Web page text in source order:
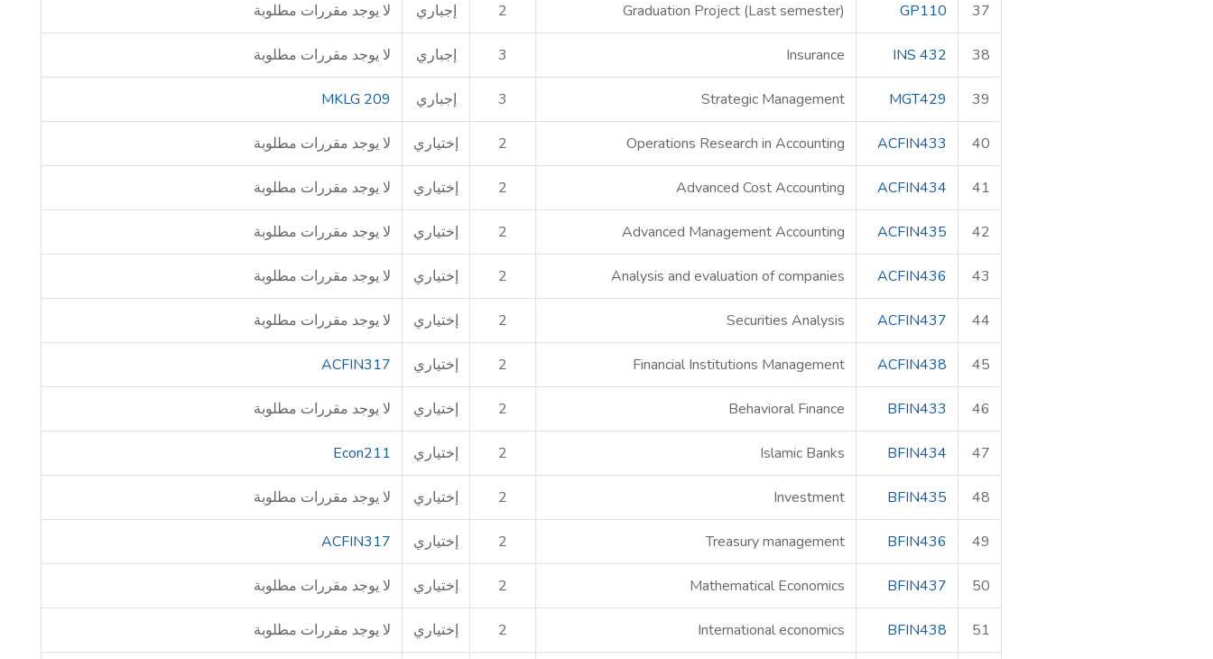
37
GP110
Graduation Project (Last semester)
2 إجباري لا يوجد مقررات مطلوبة
38
INS 432
Insurance
3 إجباري لا يوجد مقررات مطلوبة
39
MGT429
Strategic Management
3 إجباري MKLG 209
40
ACFIN433
Operations Research in Accounting
2 إختياري لا يوجد مقررات مطلوبة
41
ACFIN434
Advanced Cost Accounting
2 إختياري لا يوجد مقررات مطلوبة
42
ACFIN435
Advanced Management Accounting
2 إختياري لا يوجد مقررات مطلوبة
43
ACFIN436
Analysis and evaluation of companies
2 إختياري لا يوجد مقررات مطلوبة
44
ACFIN437
Securities Analysis
2 إختياري لا يوجد مقررات مطلوبة
45
ACFIN438
Financial Institutions Management
2 إختياري ACFIN317
46
BFIN433
Behavioral Finance
2 إختياري لا يوجد مقررات مطلوبة
47
BFIN434
Islamic Banks
2 إختياري Econ211
48
BFIN435
Investment
2 إختياري لا يوجد مقررات مطلوبة
49
BFIN436
Treasury management
2 إختياري ACFIN317
50
BFIN437
Mathematical Economics
2 إختياري لا يوجد مقررات مطلوبة
51
BFIN438
International economics
2 إختياري لا يوجد مقررات مطلوبة